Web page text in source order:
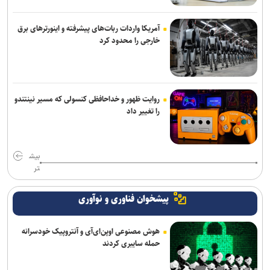
آمریکا واردات ربات‌های پیشرفته و اینورترهای برق
خارجی را محدود کرد
روایت ظهور و خداحافظی کنسولی که مسیر نینتندو
را تغییر داد
بیش
تر
پیشخوان فناوری و نوآوری
هوش مصنوعی اوپن‌ای‌آی و آنتروپیک خودسرانه
حمله سایبری کردند